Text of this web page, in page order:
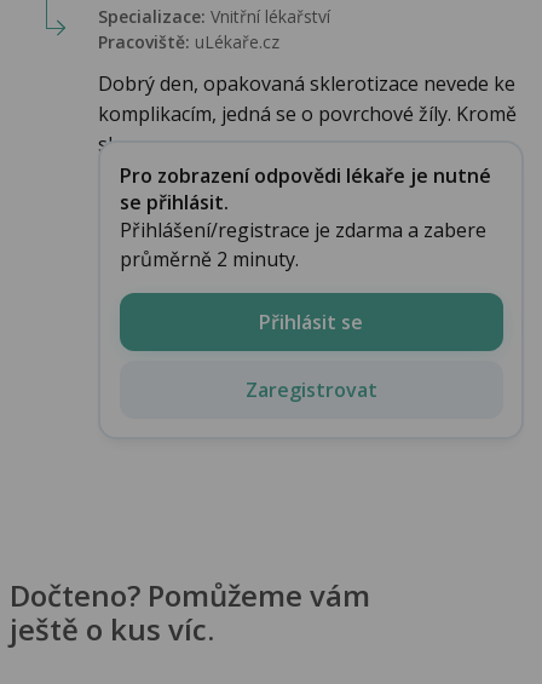
Specializace: Vnitřní lékařství
Pracoviště: uLékaře.cz
Dobrý den, opakovaná sklerotizace nevede ke
komplikacím, jedná se o povrchové žíly. Kromě
sk...
Pro zobrazení odpovědi lékaře je nutné
se přihlásit.
Přihlášení/registrace je zdarma a zabere
průměrně 2 minuty.
Přihlásit se
Zaregistrovat
Dočteno? Pomůžeme vám
ještě o kus víc.